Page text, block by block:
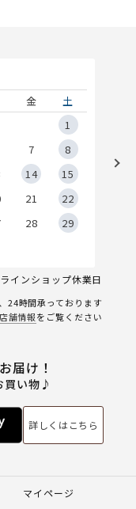
金
土
1
7
8
14
15
21
22
28
29
インショップ休業日
24時間承っております
店舗情報をご覧ください
届け！
買い物♪
詳しくはこちら
マイページ